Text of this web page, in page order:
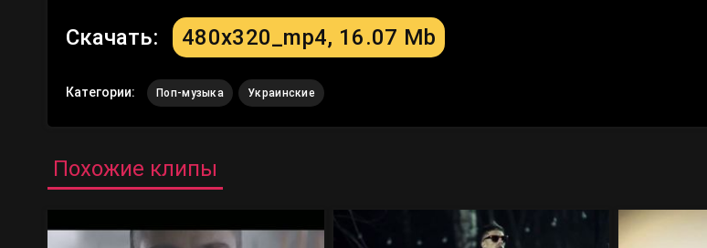
Скачать: 480x320_mp4, 16.07 Mb
Категории: Поп-музыка Украинские
Похожие клипы